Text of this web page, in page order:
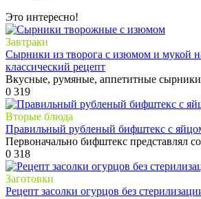
Это интересно!
Завтраки
Сырники из творога с изюмом и мукой
классический рецепт
Вкусные, румяные, аппетитные
0 319
Вторые блюда
Правильный рубленый бифштекс с
Первоначально бифштекс представлял
0 318
Заготовки
Рецепт засолки огурцов без